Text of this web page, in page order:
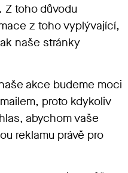
toho důvodu
z toho vyplývající,
naše stránky
akce budeme moci
proto kdykoliv
abychom vaše
reklamu právě pro